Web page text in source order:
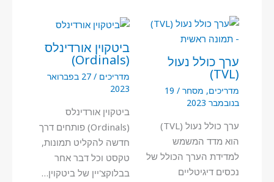
ערך כולל נעול
(TVL)
מדריכים, מסחר /
19
בנובמבר 2023
ערך כולל נעול (TVL)
הוא מדד המשמש
למדידת הערך הכולל של
נכסים דיגיטליים
ביטקוין אורדינלס
(Ordinals)
מדריכים /
27 בפברואר
2023
ביטקוין אורדינלס
(Ordinals) פותחים דרך
חדשה להקליט תמונות,
טקסט וכל דבר אחר
בבלוקצ'יין של ביטקוין…